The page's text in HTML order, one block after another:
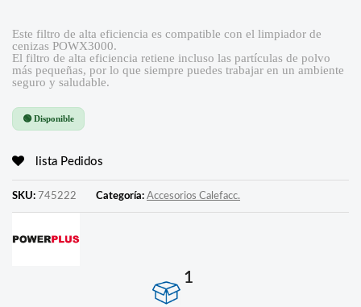
Este filtro de alta eficiencia es compatible con el limpiador de
cenizas POWX3000.
El filtro de alta eficiencia retiene incluso las partículas de polvo
más pequeñas, por lo que siempre puedes trabajar en un ambiente
seguro y saludable.
🟢 Disponible
lista Pedidos
SKU: 745222 Categoría: Accesorios Calefacc.
1